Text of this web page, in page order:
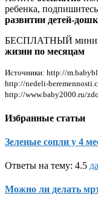
ребенка,
развитии детей-
БЕСПЛАТНЫЙ
жизни по месяцам
Источники: http://
http://nedeli-
http://www.baby2000.ru/
Избранные статьи
Зеленые сопли у 4
Ответы на тему: 4.5
Можно ли делать